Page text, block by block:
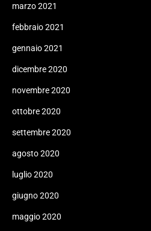
marzo 2021
febbraio 2021
gennaio 2021
dicembre 2020
novembre 2020
ottobre 2020
settembre 2020
agosto 2020
luglio 2020
giugno 2020
maggio 2020